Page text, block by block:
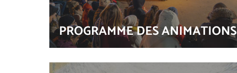
PROGRAMME DES ANIMATIONS